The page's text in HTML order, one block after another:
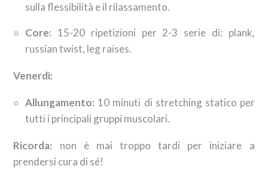
sulla flessibilità e il rilassamento.
Core: 15-20 ripetizioni per 2-3 serie di: plank,
russian twist, leg raises.
Venerdì:
Allungamento: 10 minuti di stretching statico per
tutti i principali gruppi muscolari.
Ricorda: non è mai troppo tardi per iniziare a
prendersi cura di sé!